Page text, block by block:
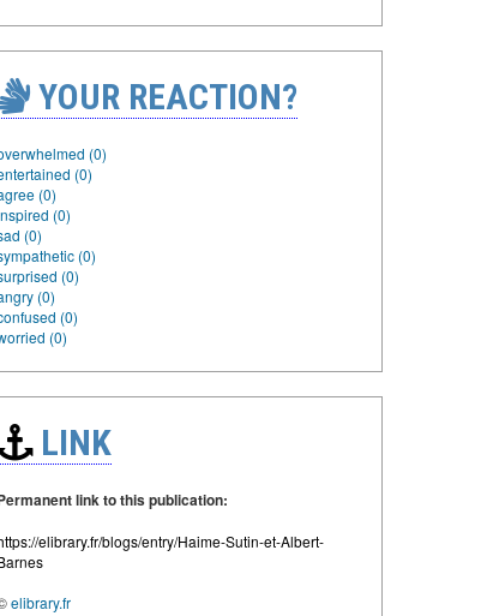
YOUR REACTION?
(0)
(0)
(0)
(0)
(0)
(0)
(0)
(0)
(0)
(0)
LINK
link to this publication:
elibrary.fr/blogs/entry/Haime-Sutin-et-Albert-
elibrary.fr